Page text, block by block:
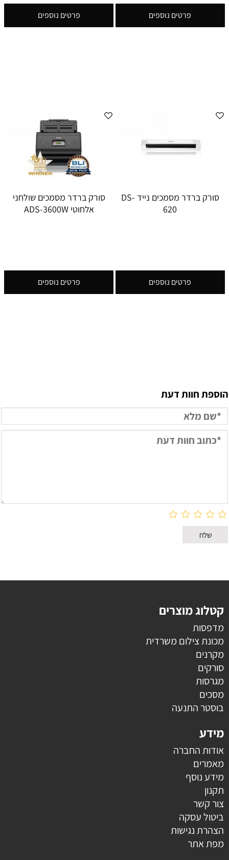
פרטים נוספים פרטים נוספים
סורק ברדר מסמכים נייד DS-
620
פרטים נוספים
סורק ברדר מסמכים שולחני
אלחוטי ADS-3600W
פרטים נוספים
הוספת חוות דעת
קטלוג מוצרים
מדפסות
מכונת צילום משרדית
מקרנים
סורקים
מגרסות
מסכים
בוסטר התנעה
מידע
אודות החברה
מאמרים
מידע נוסף
תקנון
צור קשר
ביטול עסקה
הצהרת נגישות
מפת אתר